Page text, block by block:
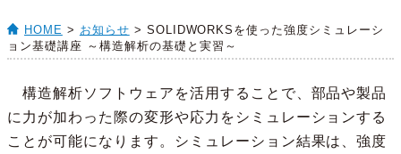
HOME > お知らせ > SOLIDWORKSを使った強度シミュレーシ
ョン基礎講座 ～構造解析の基礎と実習～
構造解析ソフトウェアを活用することで、部品や製品
に力が加わった際の変形や応力をシミュレーションする
ことが可能になります。シミュレーション結果は、強度